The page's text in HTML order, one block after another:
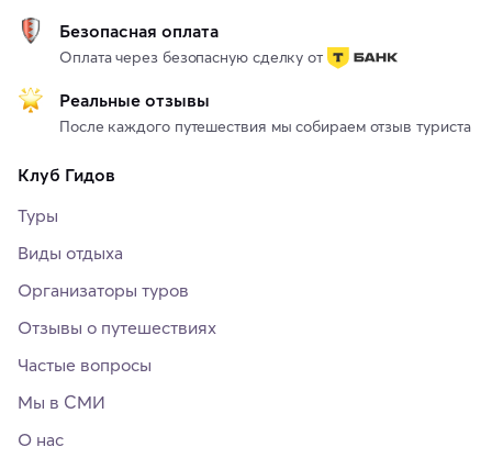
Безопасная оплата
Оплата через безопасную сделку от
Реальные отзывы
После каждого путешествия мы собираем отзыв туриста
Клуб Гидов
Туры
Виды отдыха
Организаторы туров
Отзывы о путешествиях
Частые вопросы
Мы в СМИ
О нас